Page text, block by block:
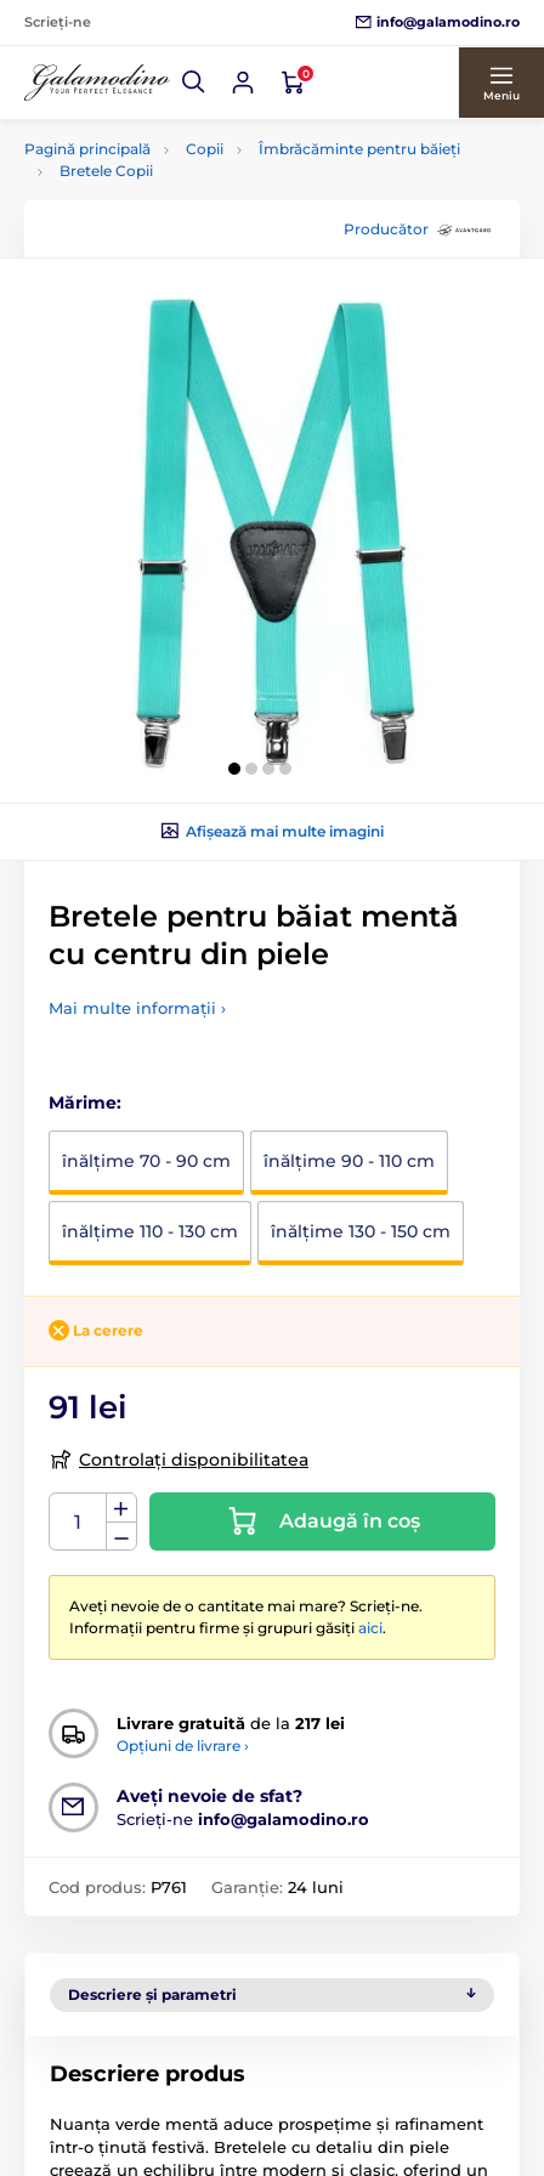
Scrieți-ne info@galamodino.ro
0
Meniu
Pagină principală Copii
Îmbrăcăminte pentru băieți
Bretele Copii
Producător
Afișează mai multe imagini
Bretele pentru băiat mentă
cu centru din piele
Mai multe informații ›
Mărime:
înălţime 70 - 90 cm înălţime 90 - 110 cm
înălţime 110 - 130 cm înălţime 130 - 150 cm
La cerere
91 lei
Controlați disponibilitatea
Adaugă în coș
Aveți nevoie de o cantitate mai mare? Scrieți-ne.
Informații pentru firme și grupuri găsiți aici.
Livrare gratuită de la 217 lei
Opțiuni de livrare ›
Aveți nevoie de sfat?
Scrieți-ne info@galamodino.ro
Cod produs: P761 Garanție: 24 luni
Descriere și parametri
Descriere produs
Nuanța verde mentă aduce prospețime și rafinament
într-o ținută festivă. Bretelele cu detaliu din piele
creează un echilibru între modern și clasic, oferind un